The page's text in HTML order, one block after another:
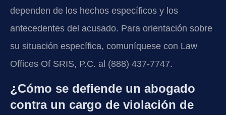
dependen de los hechos específicos y los
antecedentes del acusado. Para orientación sobre
su situación específica, comuníquese con Law
Offices Of SRIS, P.C. al (888) 437-7747.
¿Cómo se defiende un abogado
contra un cargo de violación de